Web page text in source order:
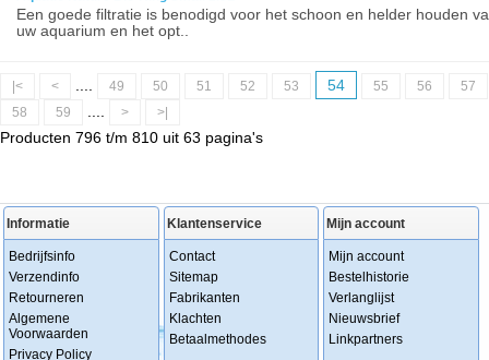
Een goede filtratie is benodigd voor het schoon en helder houden
uw aquarium en het opt..
|< < 49 50 51 52 53 54 55 56
57
58
59 > >|
Producten 796 t/m 810 uit 63 pagina's
Informatie
Bedrijfsinfo
Verzendinfo
Retourneren
Algemene
Voorwaarden
Privacy Policy
Klantenservice
Contact
Sitemap
Fabrikanten
Klachten
Betaalmethodes
Mijn account
Mijn account
Bestelhistorie
Verlanglijst
Nieuwsbrief
Linkpartners